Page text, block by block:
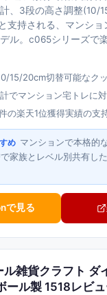
、3段の高さ調整(10/
支持される、マンシ
ル。c065シリーズで
15/20cm切替可能なク
でマンション宅トレに
の楽天1位獲得実績の支
め マンションで本格的
家族とレベル別共有し
で見る
ル雑貨クラフト ダ
ール製 1518レビ